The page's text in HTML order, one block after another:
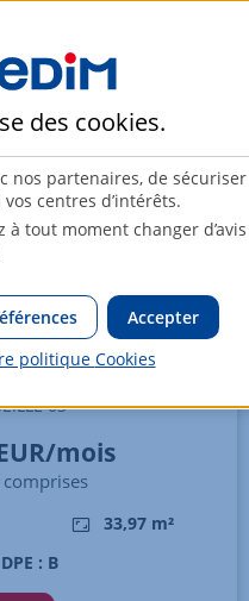
03
mois
comprises
33,97 m²
DPE : B
des cookies.
partenaires, de
centres d’intérêts.
à tout moment changer
Accepter
politique Cookies